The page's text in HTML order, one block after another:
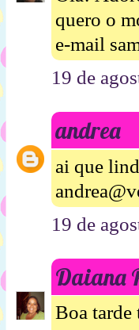
quero o
e-mail
19 de
andrea
ai que
19 de
Daiana
Boa tarde